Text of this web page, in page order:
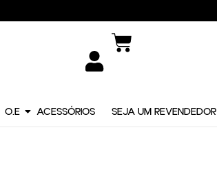
O.E ACESSÓRIOS SEJA UM REVENDEDOR